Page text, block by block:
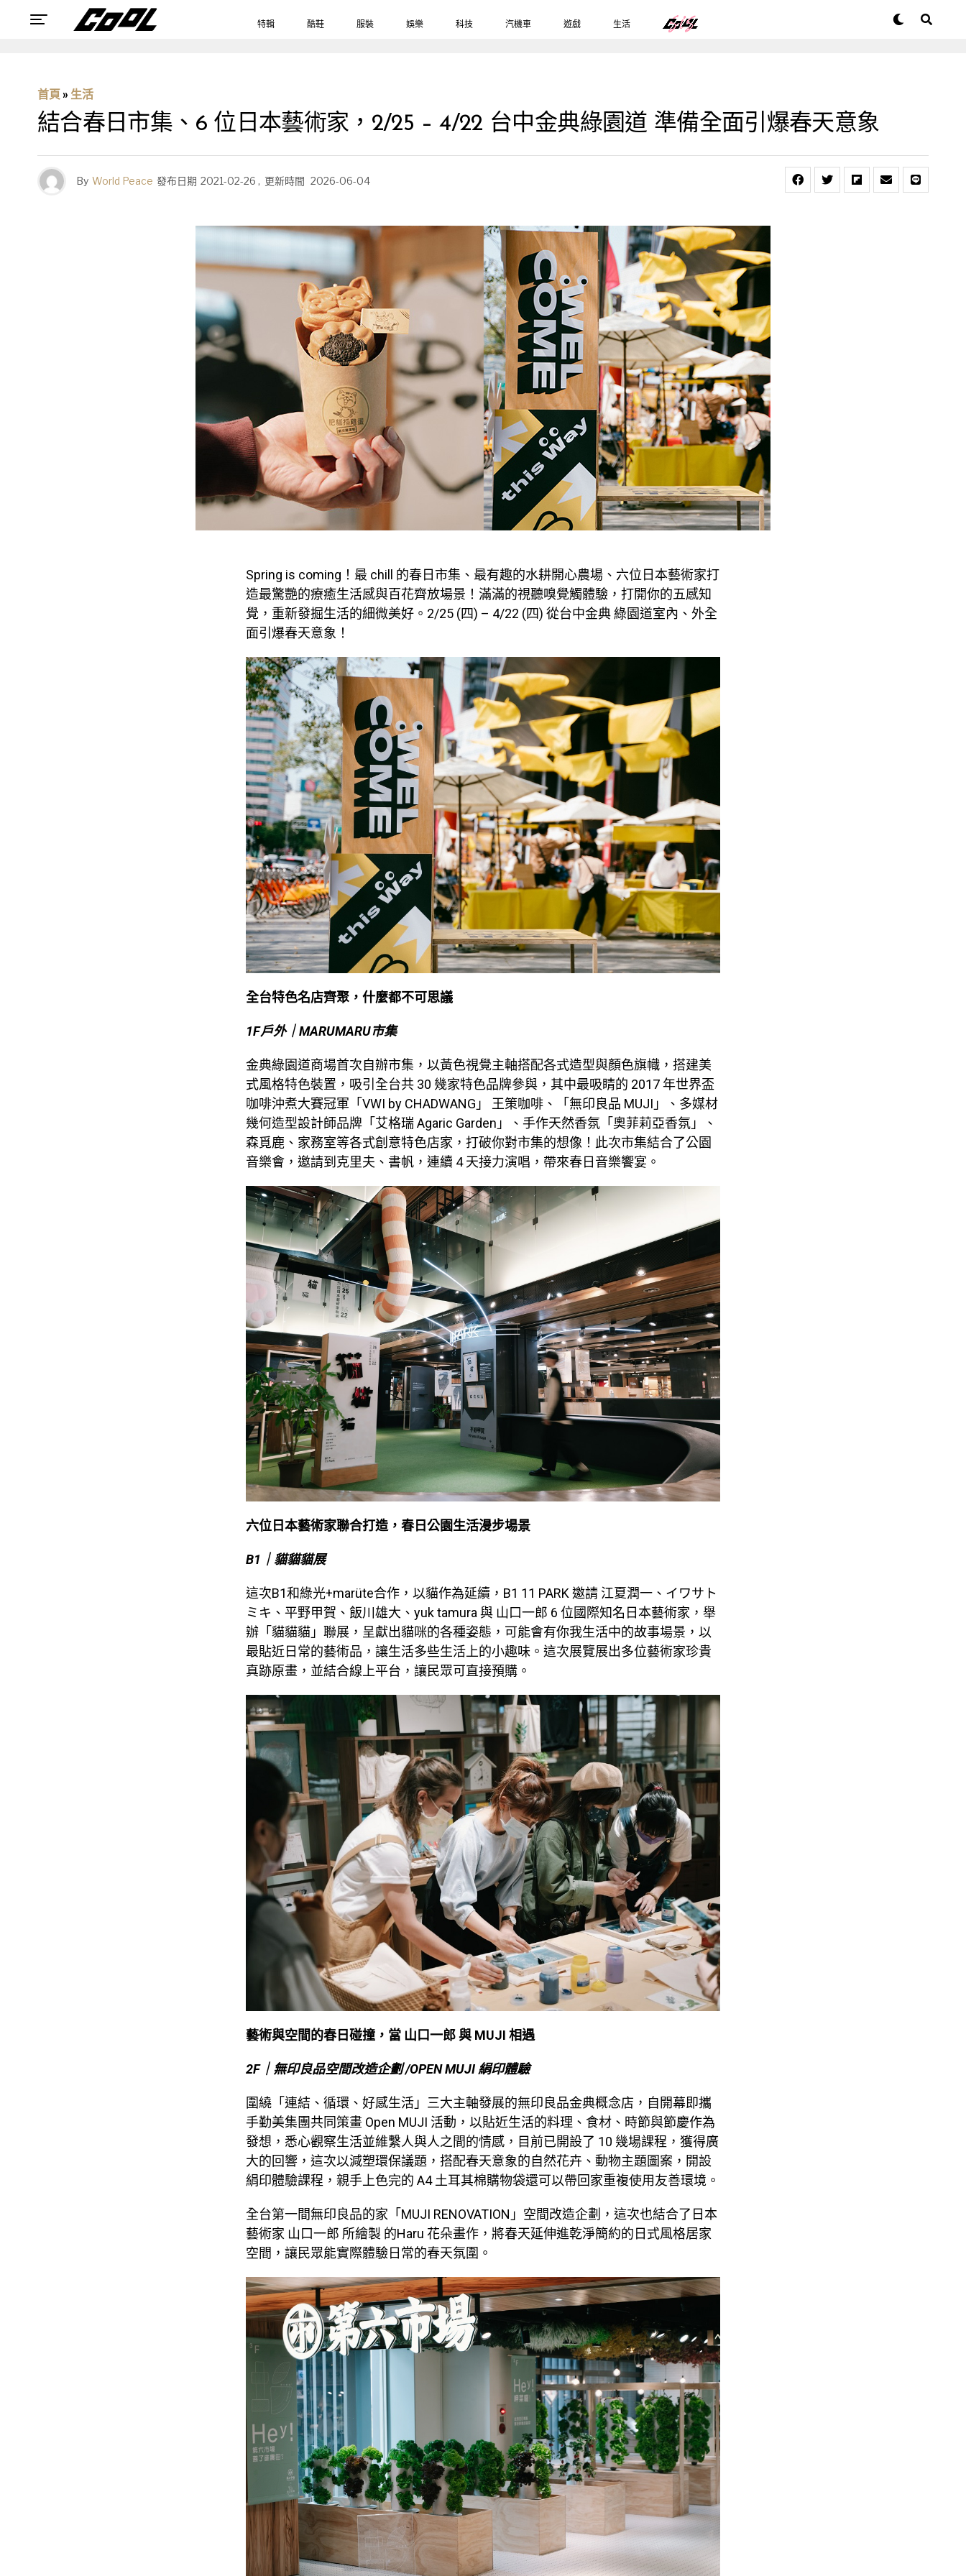
特輯 酷鞋 服裝 娛樂 科技 汽機車 遊戲 生活
首頁 » 生活
結合春日市集、6 位日本藝術家，2/25 – 4/22 台中金典綠園道 準備全面引爆春天意象
By World Peace 發布日期 2021-02-26 , 更新時間 2026-06-04
Spring is coming！最 chill 的春日市集、最有趣的水耕開心農場、六位日本藝術家打
造最驚艷的療癒生活感與百花齊放場景！滿滿的視聽嗅覺觸體驗，打開你的五感知
覺，重新發掘生活的細微美好。2/25 (四) – 4/22 (四) 從台中金典 綠園道室內、外全
面引爆春天意象！
全台特色名店齊聚，什麼都不可思議
1F戶外｜MARUMARU市集
金典綠園道商場首次自辦市集，以黃色視覺主軸搭配各式造型與顏色旗幟，搭建美
式風格特色裝置，吸引全台共 30 幾家特色品牌參與，其中最吸睛的 2017 年世界盃
咖啡沖煮大賽冠軍「VWI by CHADWANG」 王策咖啡、「無印良品 MUJI」、多媒材
幾何造型設計師品牌「艾格瑞 Agaric Garden」、手作天然香氛「奧菲莉亞香氛」、
森覓鹿、家務室等各式創意特色店家，打破你對市集的想像！此次市集結合了公園
音樂會，邀請到克里夫、書帆，連續 4 天接力演唱，帶來春日音樂饗宴。
六位日本藝術家聯合打造，春日公園生活漫步場景
B1 ｜貓貓貓展
這次B1和綠光+marüte合作，以貓作為延續，B1 11 PARK 邀請 江夏潤一、イワサト
ミキ、平野甲賀、飯川雄大、yuk tamura 與 山口一郎 6 位國際知名日本藝術家，舉
辦「貓貓貓」聯展，呈獻出貓咪的各種姿態，可能會有你我生活中的故事場景，以
最貼近日常的藝術品，讓生活多些生活上的小趣味。這次展覽展出多位藝術家珍貴
真跡原畫，並結合線上平台，讓民眾可直接預購。
藝術與空間的春日碰撞，當 山口一郎 與 MUJI 相遇
2F｜無印良品空間改造企劃 /OPEN MUJI 絹印體驗
圍繞「連結、循環、好感生活」三大主軸發展的無印良品金典概念店，自開幕即攜
手勤美集團共同策畫 Open MUJI 活動，以貼近生活的料理、食材、時節與節慶作為
發想，悉心觀察生活並維繫人與人之間的情感，目前已開設了 10 幾場課程，獲得廣
大的回響，這次以減塑環保議題，搭配春天意象的自然花卉、動物主題圖案，開設
絹印體驗課程，親手上色完的 A4 土耳其棉購物袋還可以帶回家重複使用友善環境。
全台第一間無印良品的家「MUJI RENOVATION」空間改造企劃，這次也結合了日本
藝術家 山口一郎 所繪製 的Haru 花朵畫作，將春天延伸進乾淨簡約的日式風格居家
空間，讓民眾能實際體驗日常的春天氛圍。